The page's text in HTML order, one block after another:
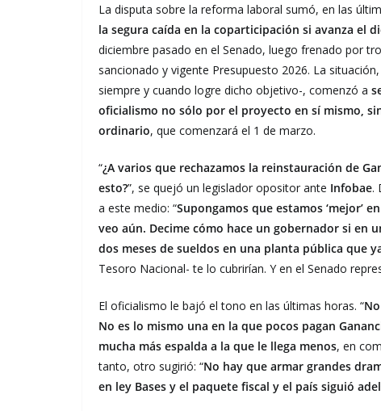
La disputa sobre la reforma laboral sumó, en las
la segura caída en la coparticipación si avanza el
diciembre pasado en el Senado, luego frenado por
sancionado y vigente Presupuesto 2026. La
siempre y cuando logre dicho objetivo-, comenzó a
oficialismo no sólo por el proyecto en sí mismo,
ordinario, que comenzará el 1 de marzo.
“¿A varios que rechazamos la reinstauración de
esto?”, se quejó un legislador opositor ante Infobae.
a este medio: “Supongamos que estamos ‘mejor’
veo aún. Decime cómo hace un gobernador si en
dos meses de sueldos en una planta pública que
Tesoro Nacional- te lo cubrirían. Y en el Senado
El oficialismo le bajó el tono en las últimas horas. “
No es lo mismo una en la que pocos pagan
mucha más espalda a la que le llega menos, en
tanto, otro sugirió: “No hay que armar grandes
en ley Bases y el paquete fiscal y el país siguió